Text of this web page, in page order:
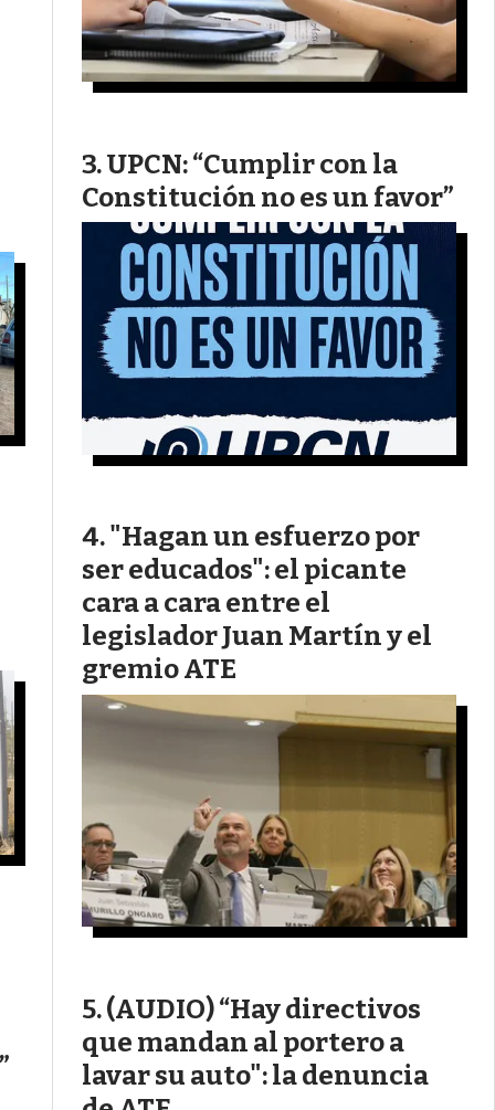
UPCN: “Cumplir con la
Constitución no es un favor”
"Hagan un esfuerzo por
ser educados": el picante
cara a cara entre el
legislador Juan Martín y el
gremio ATE
(AUDIO) “Hay directivos
que mandan al portero a
lavar su auto": la denuncia